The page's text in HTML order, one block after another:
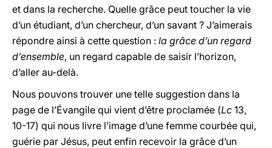
et dans la recherche. Quelle grâce peut toucher la vie
d’un étudiant, d’un chercheur, d’un savant ? J’aimerais
répondre ainsi à cette question : la grâce d’un regard
d’ensemble, un regard capable de saisir l’horizon,
d’aller au-delà.
Nous pouvons trouver une telle suggestion dans la
page de l’Évangile qui vient d’être proclamée (Lc 13,
10-17) qui nous livre l’image d’une femme courbée qui,
guérie par Jésus, peut enfin recevoir la grâce d’un